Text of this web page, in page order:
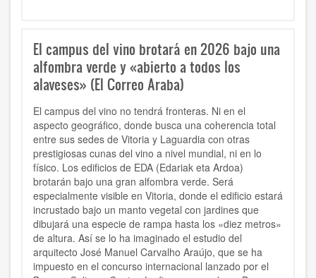
El campus del vino brotará en 2026 bajo una
alfombra verde y «abierto a todos los
alaveses» (El Correo Araba)
El campus del vino no tendrá fronteras. Ni en el
aspecto geográfico, donde busca una coherencia total
entre sus sedes de Vitoria y Laguardia con otras
prestigiosas cunas del vino a nivel mundial, ni en lo
físico. Los edificios de EDA (Edariak eta Ardoa)
brotarán bajo una gran alfombra verde. Será
especialmente visible en Vitoria, donde el edificio estará
incrustado bajo un manto vegetal con jardines que
dibujará una especie de rampa hasta los «diez metros»
de altura. Así se lo ha imaginado el estudio del
arquitecto José Manuel Carvalho Araújo, que se ha
impuesto en el concurso internacional lanzado por el